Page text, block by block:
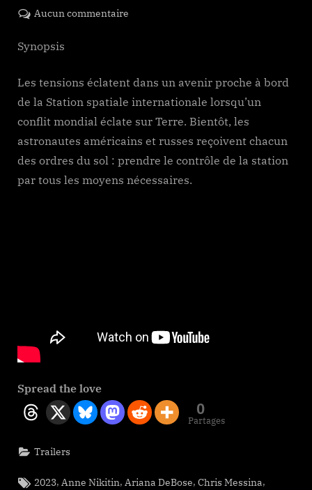
on
Aucun commentaire
Synopsis
Les tensions éclatent dans un avenir proche à bord
de la Station spatiale internationale lorsqu’un
conflit mondial éclate sur Terre. Bientôt, les
astronautes américains et russes reçoivent chacun
des ordres du sol : prendre le contrôle de la station
par tous les moyens nécessaires.
Spread the love
0
Partages
Trailers
Tags:
2023, Anne Nikitin, Ariana DeBose,Chris Messina,